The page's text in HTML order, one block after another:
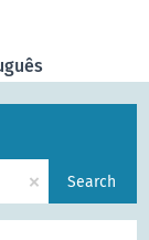
× Search